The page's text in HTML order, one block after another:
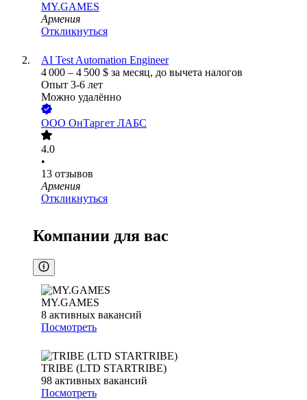
MY.GAMES
Армения
Откликнуться
AI Test Automation Engineer
4 000 – 4 500 $ за месяц, до вычета налогов
Опыт 3-6 лет
Можно удалённо
ООО ОнТаргет ЛАБС
4.0
•
13 отзывов
Армения
Откликнуться
Компании для вас
MY.GAMES
8 активных вакансий
Посмотреть
TRIBE (LTD STARTRIBE)
98 активных вакансий
Посмотреть